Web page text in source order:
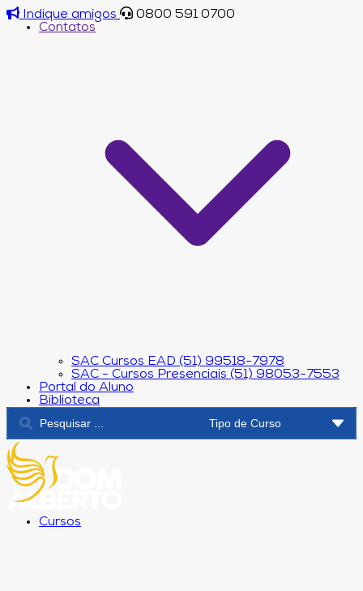
Indique amigos
0800 591 0700
Contatos
SAC Cursos EAD (51) 99518-7978
SAC - Cursos Presenciais (51) 98053-7553
Portal do Aluno
Biblioteca
Cursos